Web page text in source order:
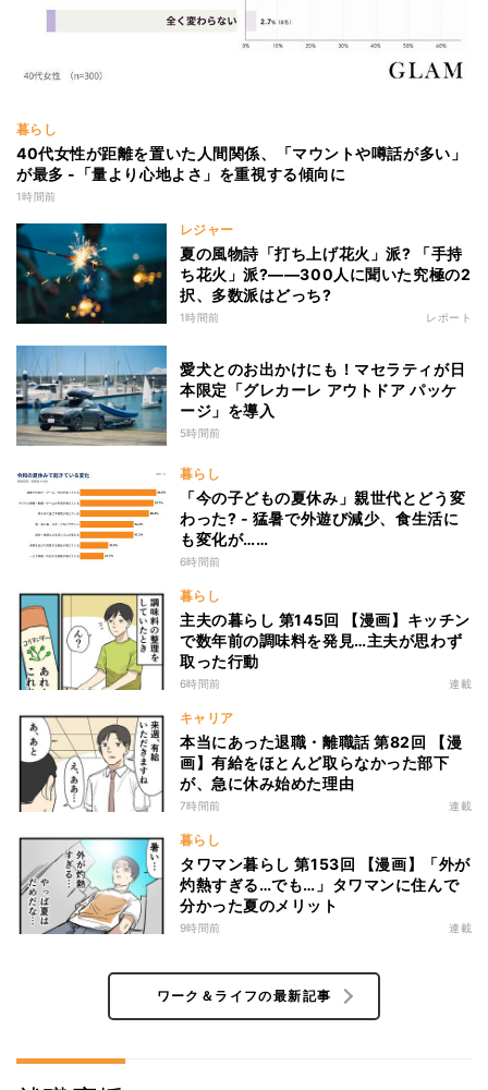
暮らし
40代女性が距離を置いた人間関係、「マウントや噂話が多い」
が最多 -「量より心地よさ」を重視する傾向に
1時間前
レジャー
夏の風物詩「打ち上げ花火」派? 「手持
ち花火」派?――300人に聞いた究極の2
択、多数派はどっち?
1時間前 レポート
愛犬とのお出かけにも！マセラティが日
本限定「グレカーレ アウトドア パッケ
ージ」を導入
5時間前
暮らし
「今の子どもの夏休み」親世代とどう変
わった? - 猛暑で外遊び減少、食生活に
も変化が……
6時間前
暮らし
主夫の暮らし 第145回 【漫画】キッチン
で数年前の調味料を発見…主夫が思わず
取った行動
6時間前 連載
キャリア
本当にあった退職・離職話 第82回 【漫
画】有給をほとんど取らなかった部下
が、急に休み始めた理由
7時間前 連載
暮らし
タワマン暮らし 第153回 【漫画】「外が
灼熱すぎる…でも…」タワマンに住んで
分かった夏のメリット
9時間前 連載
ワーク＆ライフの最新記事